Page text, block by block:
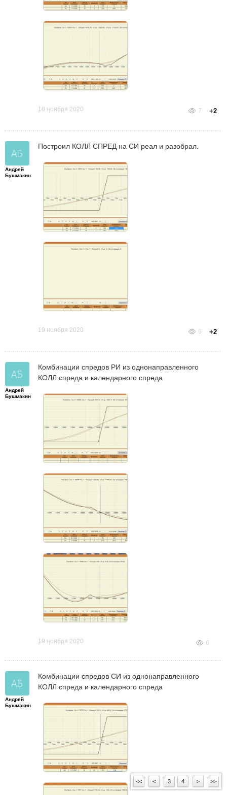
18 ноября 2020 7 +2
Андрей
Бушмакин
Построил КОЛЛ СПРЕД на СИ реал и разобрал.
19 ноября 2020 6 +2
Андрей
Бушмакин
Комбинации спредов РИ из однонаправленного
КОЛЛ спреда и календарного спреда
19 ноября 2020 6
Андрей
Бушмакин
Комбинации спредов СИ из однонаправленного
КОЛЛ спреда и календарного спреда
<< < 3 4 > >>